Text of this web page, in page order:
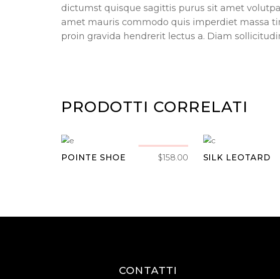
dictumst quisque sagittis purus sit amet
amet mauris commodo quis imperdiet massa
proin gravida hendrerit lectus a. Diam
PRODOTTI CORRELATI
New
CARRELLO
POINTE SHOE $158.00 SILK LEOTARD
CONTATTI